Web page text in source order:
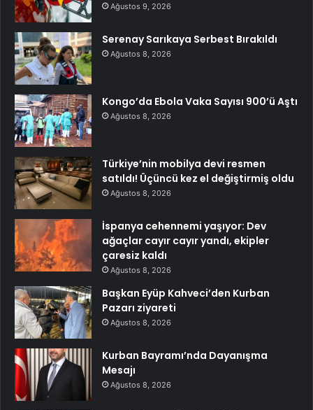
Ağustos 9, 2026
Serenay Sarıkaya Serbest Bırakıldı
Ağustos 8, 2026
Kongo’da Ebola Vaka Sayısı 900’ü Aştı
Ağustos 8, 2026
Türkiye’nin mobilya devi resmen
satıldı! Üçüncü kez el değiştirmiş oldu
Ağustos 8, 2026
İspanya cehennemi yaşıyor: Dev
ağaçlar cayır cayır yandı, ekipler
çaresiz kaldı
Ağustos 8, 2026
Başkan Eyüp Kahveci’den Kurban
Pazarı ziyareti
Ağustos 8, 2026
Kurban Bayramı’nda Dayanışma
Mesajı
Ağustos 8, 2026